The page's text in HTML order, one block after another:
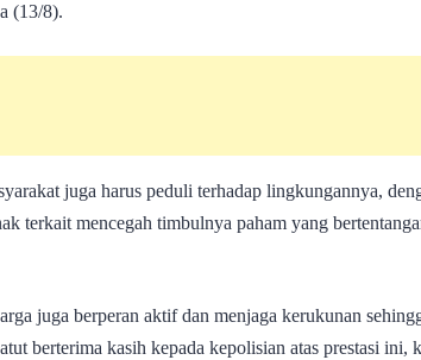
(13/8).
juga harus peduli terhadap lingkungannya,
terkait mencegah timbulnya paham yang
juga berperan aktif dan menjaga kerukunan
berterima kasih kepada kepolisian atas prestasi ini,